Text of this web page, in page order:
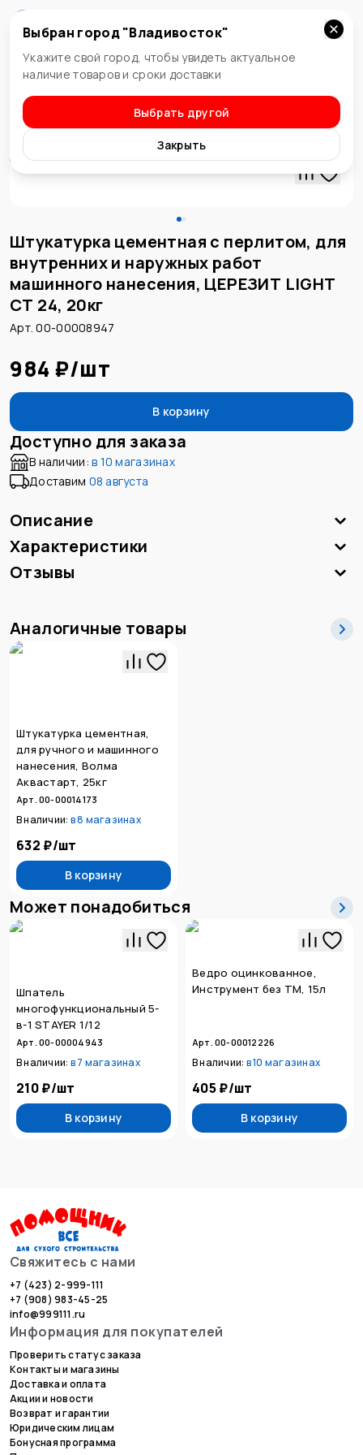
Владивосток
Выбран город "Владивосток"
Укажите свой город, чтобы увидеть актуальное
наличие товаров и сроки доставки
Выбрать другой
Закрыть
Штукатурки
Штукатурка цементная с перлитом, для
внутренних и наружных работ
машинного нанесения, ЦЕРЕЗИТ LIGHT
СТ 24, 20кг
Арт. 00-00008947
984 ₽/шт
В корзину
Доступно для заказа
В наличии: в 10 магазинах
Доставим 08 августа
Описание
Характеристики
Отзывы
Аналогичные товары
Штукатурка цементная,
для ручного и машинного
нанесения, Волма
Аквастарт, 25кг
Арт. 00-00014173
В наличии: в8 магазинах
632 ₽/шт
В корзину
Может понадобиться
Шпатель
многофункциональный 5-
в-1 STAYER 1/12
Арт. 00-00004943
В наличии: в7 магазинах
210 ₽/шт
В корзину
Ведро оцинкованное,
Инструмент без ТМ, 15л
Арт. 00-00012226
В наличии: в10 магазинах
405 ₽/шт
В корзину
Свяжитесь с нами
+7 (423) 2-999-111
+7 (908) 983-45-25
info@999111.ru
Информация для покупателей
Проверить статус заказа
Контакты и магазины
Доставка и оплата
Акции и новости
Возврат и гарантии
Юридическим лицам
Бонусная программа